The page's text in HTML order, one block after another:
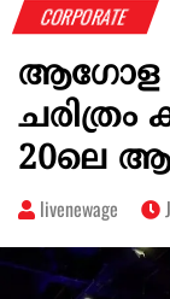
CORPORATE
ആഗോള
ചരിത്രം
20ലെ
livenewage